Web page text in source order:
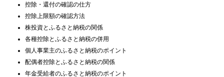
控除・還付の確認の仕方
控除上限額の確認方法
株投資とふるさと納税の関係
各種控除とふるさと納税の併用
個人事業主のふるさと納税のポイント
配偶者控除とふるさと納税の関係
年金受給者のふるさと納税のポイント